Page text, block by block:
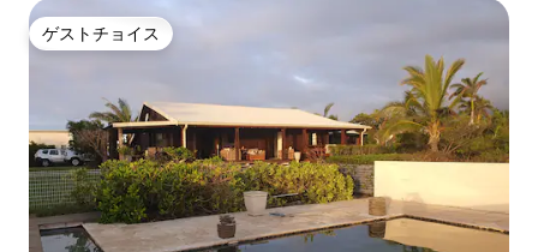
ゲストチョイス
ゲストチョイス